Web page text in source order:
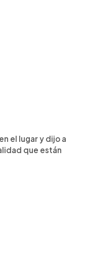
el lugar y dijo a
que están